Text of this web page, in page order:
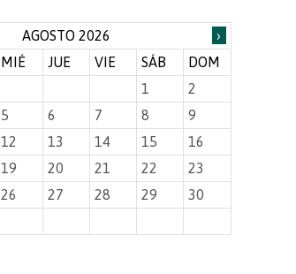
AGOSTO 2026
›
MIÉ JUE VIE SÁB
DOM
1
2
5 6 7 8
9
12 13 14 15
16
19 20 21 22
23
26 27 28 29
30